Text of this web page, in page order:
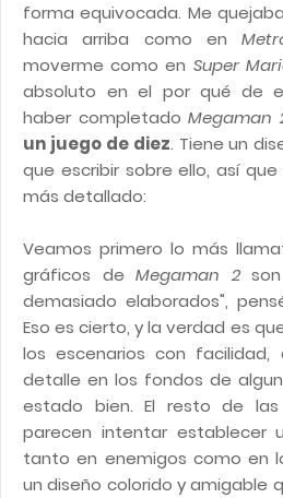
forma equivocada. Me
hacia arriba como en
moverme como en Super
absoluto en el por qué de
haber completadoMegaman
un juego de diez. Tiene un
que escribir sobre ello, así
más detallado:
Veamos primero lo más
gráficos de Megaman 2son
demasiado elaborados",
Eso es cierto, y la verdad es
los escenarios con
detalle en los fondos de
estado bien. El resto de las
parecen intentar establecer
tanto en enemigos como en
un diseño colorido y amigable